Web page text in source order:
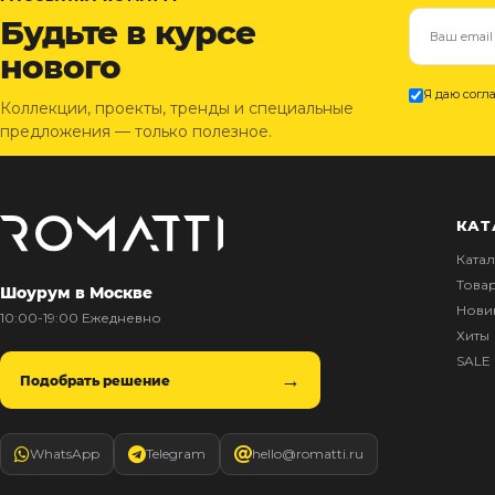
Будьте в курсе
нового
Коллекции, проекты, тренды и специальные
предложения — только полезное.
Я даю
Шоурум в Москве
10:00-19:00 Ежедневно
Подобрать решение
WhatsApp Telegram hello@romatti.ru
Хиты
SALE